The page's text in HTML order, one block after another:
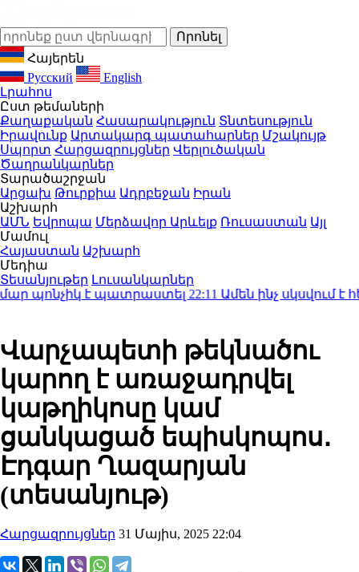
Հայերեն
Русский
English
Լրահոս
Ըստ թեմաների
Քաղաքական Հասարակություն Տնտեսություն
Իրավունք Արտակարգ պատահարներ Մշակույթ
Սպորտ Հարցազրույցներ Վերլուծական
Ծաղրանկարներ
Տարածաշրջան
Արցախ Թուրքիա Ադրբեջան Իրան
Աշխարհ
ԱՄՆ Եվրոպա Մերձավոր Արևելք Ռուսաստան Այլ
Մամուլ
Հայաստան Աշխարհ
Մեդիա
Տեսանյութեր Լուսանկարներ
պոնչիկ է պատրաստել22:11Ամեն ինչ սկսվում է
Վարչապետի թեկնածու
կարող է առաջադրվել
կաթղիկոսը կամ
ցանկացած եպիսկոպոս․
Էդգար Ղազարյան
(տեսանյութ)
Հարցազրույցներ 31 Մայիս, 2025 22:04